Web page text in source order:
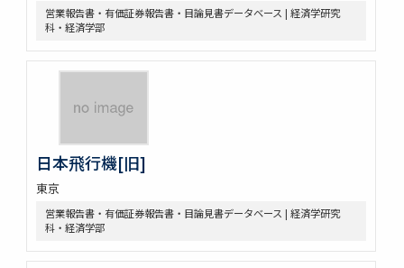
営業報告書・有価証券報告書・目論見書データベース | 経済学研究
科・経済学部
日本飛行機[旧]
東京
営業報告書・有価証券報告書・目論見書データベース | 経済学研究
科・経済学部